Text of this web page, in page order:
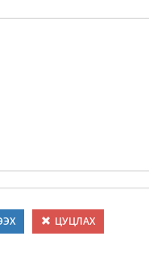
ЦУЦЛАХ